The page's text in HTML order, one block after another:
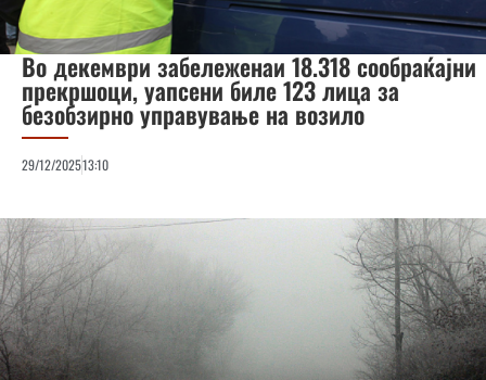
Во декември забележенаи 18.318 сообраќајни
прекршоци, уапсени биле 123 лица за
безобзирно управување на возило
29/12/202513:10